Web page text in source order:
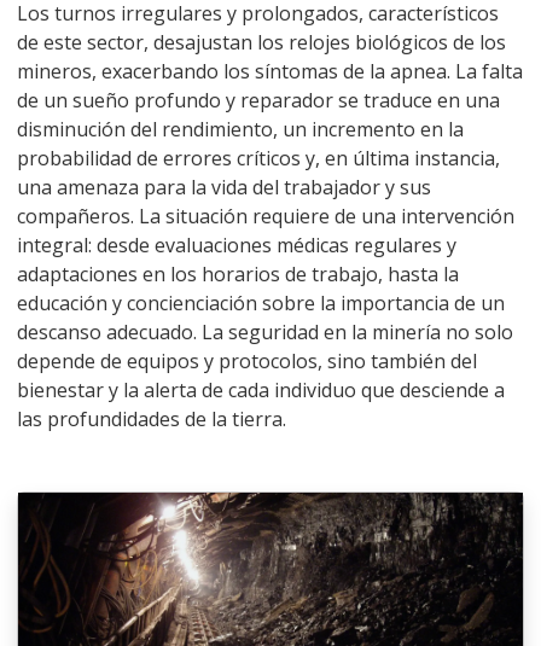
Los turnos irregulares y prolongados, característicos
de este sector, desajustan los relojes biológicos de los
mineros, exacerbando los síntomas de la apnea. La falta
de un sueño profundo y reparador se traduce en una
disminución del rendimiento, un incremento en la
probabilidad de errores críticos y, en última instancia,
una amenaza para la vida del trabajador y sus
compañeros. La situación requiere de una intervención
integral: desde evaluaciones médicas regulares y
adaptaciones en los horarios de trabajo, hasta la
educación y concienciación sobre la importancia de un
descanso adecuado. La seguridad en la minería no solo
depende de equipos y protocolos, sino también del
bienestar y la alerta de cada individuo que desciende a
las profundidades de la tierra.